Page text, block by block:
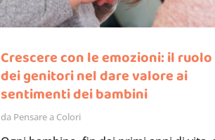
Crescere con le emozioni: il ruolo
dei genitori nel dare valore ai
sentimenti dei bambini
da Pensare a Colori